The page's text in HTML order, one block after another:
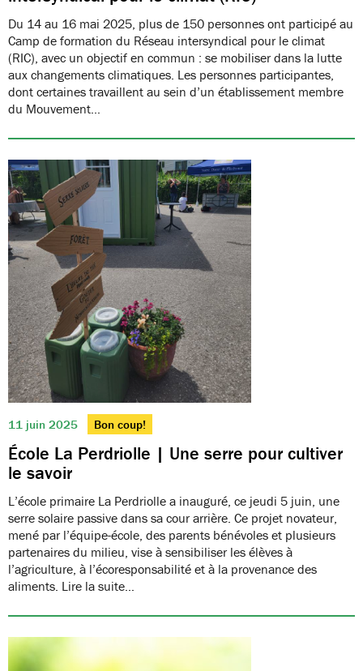
Du 14 au 16 mai 2025, plus de 150 personnes ont participé au
Camp de formation du Réseau intersyndical pour le climat
(RIC), avec un objectif en commun : se mobiliser dans la lutte
aux changements climatiques. Les personnes participantes,
dont certaines travaillent au sein d’un établissement membre
du Mouvement…
11 juin 2025 Bon coup!
École La Perdriolle | Une serre pour cultiver
le savoir
L’école primaire La Perdriolle a inauguré, ce jeudi 5 juin, une
serre solaire passive dans sa cour arrière. Ce projet novateur,
mené par l’équipe-école, des parents bénévoles et plusieurs
partenaires du milieu, vise à sensibiliser les élèves à
l’agriculture, à l’écoresponsabilité et à la provenance des
aliments. Lire la suite…